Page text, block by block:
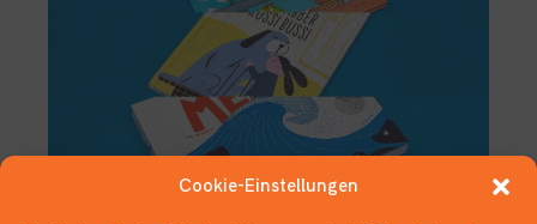
Cookie-Einstellungen